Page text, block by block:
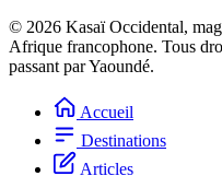
© 2026 Kasaï Occidental,
Afrique francophone. Tous
passant par Yaoundé.
Accueil
Destinations
Articles